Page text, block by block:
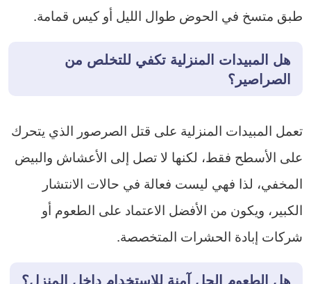
طبق متسخ في الحوض طوال الليل أو كيس قمامة.
هل المبيدات المنزلية تكفي للتخلص من
الصراصير؟
تعمل المبيدات المنزلية على قتل الصرصور الذي يتحرك
على الأسطح فقط، لكنها لا تصل إلى الأعشاش والبيض
المخفي، لذا فهي ليست فعالة في حالات الانتشار
الكبير، ويكون من الأفضل الاعتماد على الطعوم أو
شركات إبادة الحشرات المتخصصة.
هل الطعوم الجل آمنة للاستخدام داخل المنزل؟